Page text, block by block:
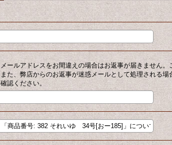
メールアドレスをお間違えの場合はお返事が届きません。
また、弊店からのお返事が迷惑メールとして処理される
確認ください。